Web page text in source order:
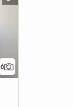
6